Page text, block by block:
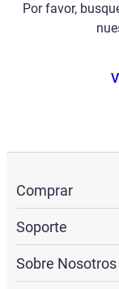
Por favor,
Comprar
Soporte
Sobre Nosotros